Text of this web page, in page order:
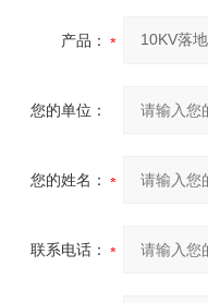
产品：
您的单位：
您的姓名：
联系电话：